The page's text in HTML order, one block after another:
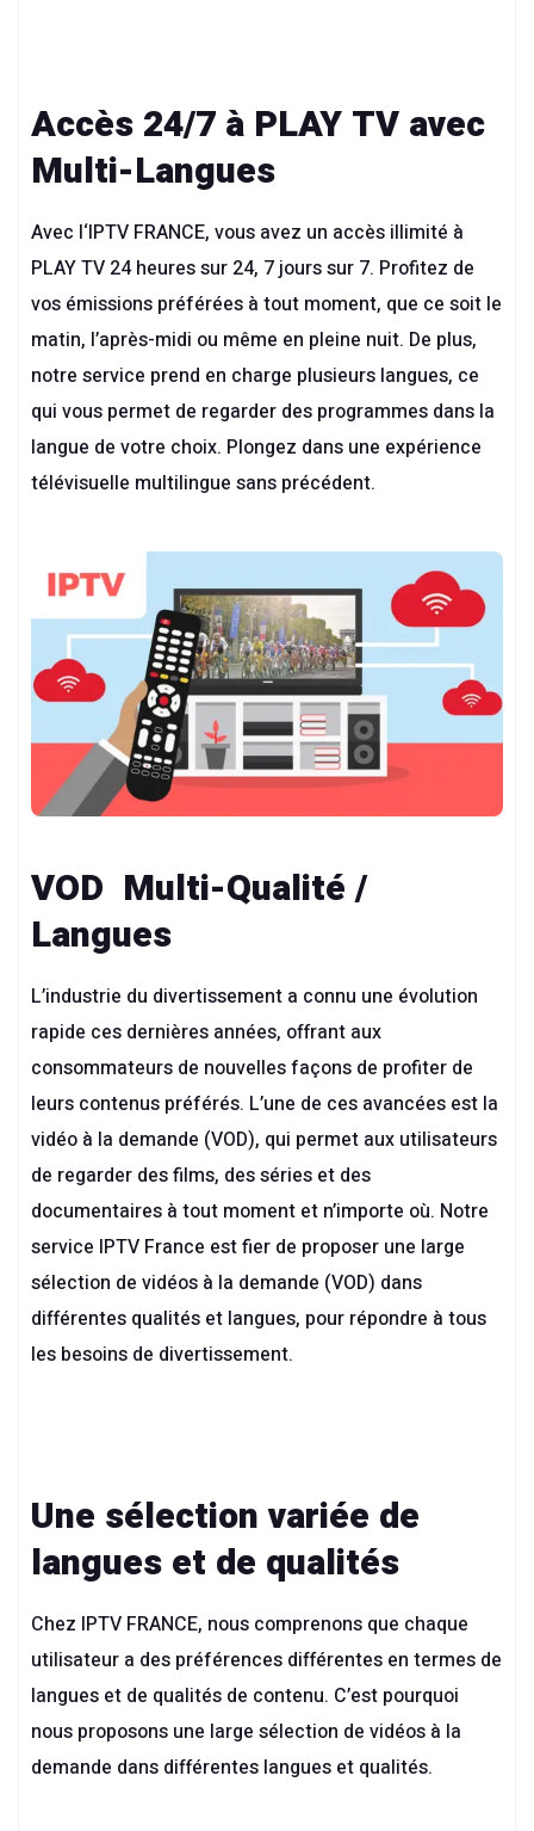
Accès 24/7 à PLAY TV avec
Multi-Langues
Avec l‘IPTV FRANCE, vous avez un accès illimité à
PLAY TV 24 heures sur 24, 7 jours sur 7. Profitez de
vos émissions préférées à tout moment, que ce soit le
matin, l’après-midi ou même en pleine nuit. De plus,
notre service prend en charge plusieurs langues, ce
qui vous permet de regarder des programmes dans la
langue de votre choix. Plongez dans une expérience
télévisuelle multilingue sans précédent.
VOD Multi-Qualité /
Langues
L’industrie du divertissement a connu une évolution
rapide ces dernières années, offrant aux
consommateurs de nouvelles façons de profiter de
leurs contenus préférés. L’une de ces avancées est la
vidéo à la demande (VOD), qui permet aux utilisateurs
de regarder des films, des séries et des
documentaires à tout moment et n’importe où. Notre
service IPTV France est fier de proposer une large
sélection de vidéos à la demande (VOD) dans
différentes qualités et langues, pour répondre à tous
les besoins de divertissement.
Une sélection variée de
langues et de qualités
Chez IPTV FRANCE, nous comprenons que chaque
utilisateur a des préférences différentes en termes de
langues et de qualités de contenu. C’est pourquoi
nous proposons une large sélection de vidéos à la
demande dans différentes langues et qualités.